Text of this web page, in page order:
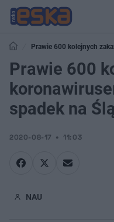
Prawie 600 kolejnych
Śląsku
Prawie 600
spadek na
2020-08-17 11:03
NAU